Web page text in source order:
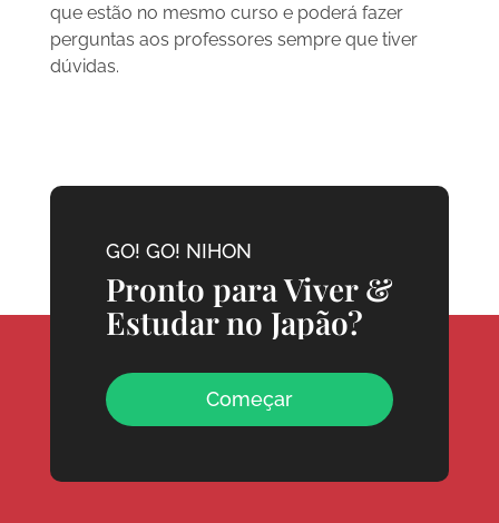
que estão no mesmo curso e poderá fazer
perguntas aos professores sempre que tiver
dúvidas.
GO! GO! NIHON
Pronto para Viver &
Estudar no Japão?
Começar